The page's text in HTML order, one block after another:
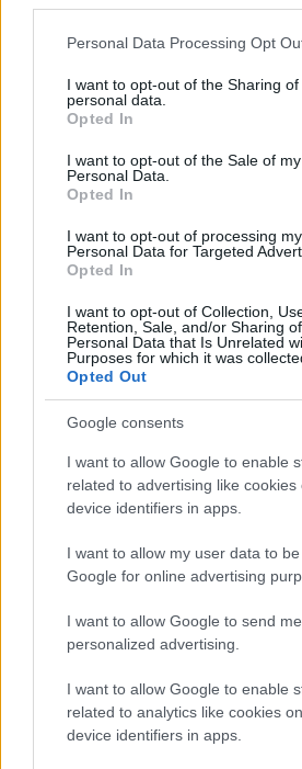
Please note that this website/app
not limited to your visit or usage
grant or deny consent to Google and
use your data for below specified
consent section.
Personal Data Processing Opt
I want to opt-out of the Sharing of
personal data.
Opted In
I want to opt-out of the Sale of my
Personal Data.
Opted In
I want to opt-out of processing my
Personal Data for Targeted
Opted In
I want to opt-out of Collection,
Retention, Sale, and/or Sharing
Personal Data that Is Unrelated
Purposes for which it was
Opted Out
Google consents
I want to allow Google to enable
related to advertising like cookies
device identifiers in apps.
I want to allow my user data to
Google for online advertising
I want to allow Google to send me
personalized advertising.
I want to allow Google to enable
related to analytics like cookies
device identifiers in apps.